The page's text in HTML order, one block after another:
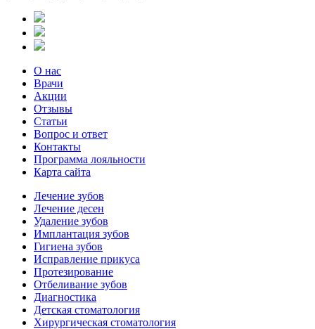
О нас
Врачи
Акции
Отзывы
Статьи
Вопрос и ответ
Контакты
Программа лояльности
Карта сайта
Лечение зубов
Лечение десен
Удаление зубов
Имплантация зубов
Гигиена зубов
Исправление прикуса
Протезирование
Отбеливание зубов
Диагностика
Детская стоматология
Хирургическая стоматология